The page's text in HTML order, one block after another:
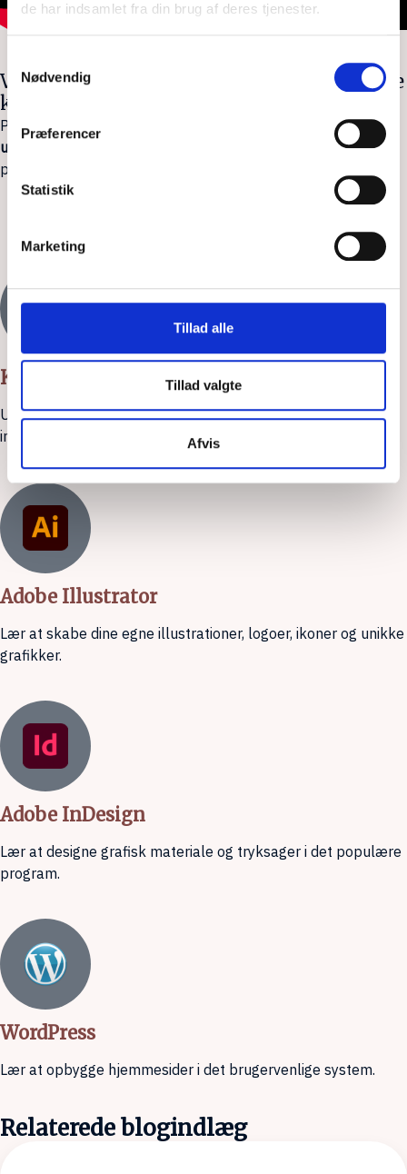
de har indsamlet fra din brug af deres tjenester.
Nødvendig
Præferencer
Statistik
Marketing
Tillad alle
Tillad valgte
Afvis
Vi styrker dine grafiske, kreative og digitale
kompetencer
På et kursus hos Softworld får du
hands-on viden og
undervisning
i de mest populære grafiske og kreative
programmer, emner og fagområder.
Kunstig intelligens
Udforsk tidsbesparende arbejdsgange med kunstig
intelligens.
Adobe Illustrator
Lær at skabe dine egne illustrationer, logoer, ikoner og unikke
grafikker.
Adobe InDesign
Lær at designe grafisk materiale og tryksager i det populære
program.
WordPress
Lær at opbygge hjemmesider i det brugervenlige system.
Relaterede blogindlæg